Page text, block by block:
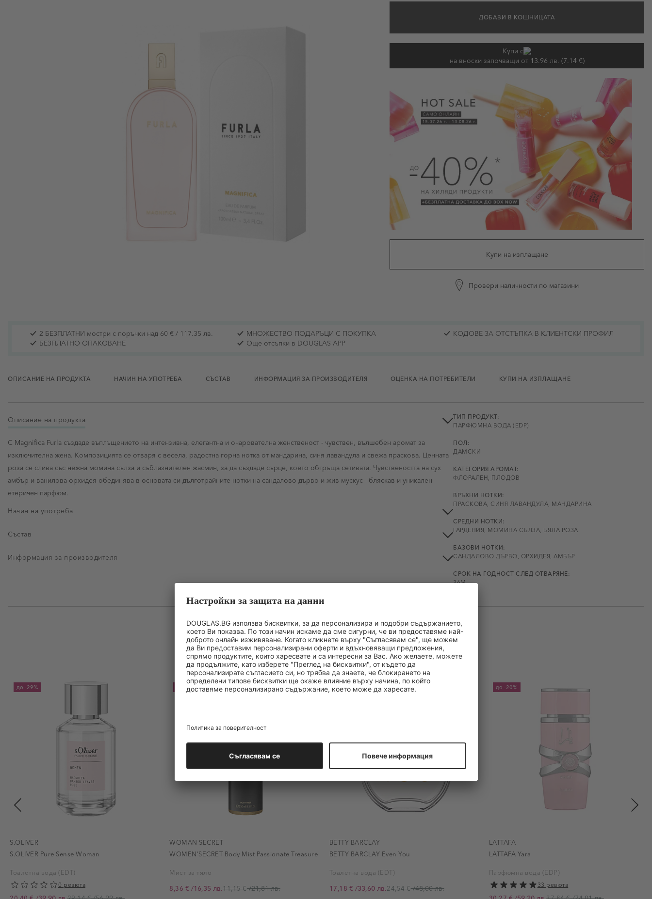
ДОБАВИ В КОШНИЦАТА
Купи с
на вноски започващи от 13.96 лв. (7.14 €)
Купи на изплащане
Провери наличности по магазини
2 БЕЗПЛАТНИ мостри с поръчки над 60 € / 117.35 лв. МНОЖЕСТВО ПОДАРЪЦИ С ПОКУПКА
КОДОВЕ ЗА ОТСТЪПКА В КЛИЕНТСКИ ПРОФИЛ
БЕЗПЛАТНО ОПАКОВАНЕ
Още отсъпки в DOUGLAS APP
ОПИСАНИЕ НА ПРОДУКТА НАЧИН НА УПОТРЕБА СЪСТАВ ИНФОРМАЦИЯ ЗА ПРОИЗВОДИТЕЛЯ ОЦЕНКА НА ПОТРЕБИТЕЛИ КУПИ НА ИЗПЛАЩАНЕ
ТИП ПРОДУКТ:
ПАРФЮМНА ВОДА (EDP)
ПОЛ:
ДАМСКИ
КАТЕГОРИЯ АРОМАТ:
ФЛОРАЛЕН, ПЛОДОВ
ВРЪХНИ НОТКИ:
ПРАСКОВА, СИНЯ ЛАВАНДУЛА, МАНДАРИНА
СРЕДНИ НОТКИ:
ГАРДЕНИЯ, МОМИНА СЪЛЗА, БЯЛА РОЗА
БАЗОВИ НОТКИ:
САНДАЛОВО ДЪРВО, ОРХИДЕЯ, АМБЪР
СРОК НА ГОДНОСТ СЛЕД ОТВАРЯНЕ:
36M
Описание на продукта
С Magnifica Furla създаде въплъщението на интензивна, елегантна и очарователна женственост - чувствен, вълшебен аромат за
изключителна жена. Композицията се отваря с весела, радостна горна нотка от мандарина, синя лавандула и свежа праскова. Ценната
роза се слива със нежна момина сълза и съблазнителен жасмин, за да създаде сърце, което обгръща сетивата. Чувствеността на сух
амбър и ванилова орхидея обединява в основата си дълготрайните нотки на сандалово дърво и жив мускус - бляскав и уникален
етеричен парфюм.
Начин на употреба
Състав
Информация за производителя
МОЖЕ БИ БИХТЕ ХАРЕСАЛИ:
до -29%
S.OLIVER
S.OLIVER Pure Sense Woman
Тоалетна вода (EDT)
0 ревюта
-25%
WOMAN SECRET
WOMEN'SECRET Body Mist Passionate Treasure
Мист за тяло
Промо цена
8,36 € /16,35 лв.11,15 €/21,81 лв.
до -29%
BETTY BARCLAY
BETTY BARCLAY Even You
Тоалетна вода (EDT)
Промо цена
17,18 € /33,60 лв.24,54 €/48,00 лв.
до -20%
LATTAFA
LATTAFA Yara
Парфюмна вода (EDP)
33 ревюта